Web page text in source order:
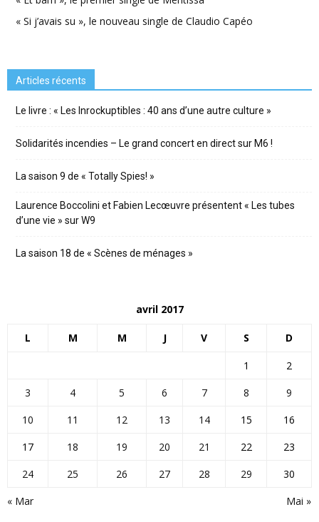
« Si j’avais su », le nouveau single de Claudio Capéo
Articles récents
Le livre : « Les Inrockuptibles : 40 ans d’une autre culture »
Solidarités incendies – Le grand concert en direct sur M6 !
La saison 9 de « Totally Spies! »
Laurence Boccolini et Fabien Lecœuvre présentent « Les tubes
d’une vie » sur W9
La saison 18 de « Scènes de ménages »
avril 2017
L M M J V S D
« Mar Mai »
1
2
3
4 5 6 7 8
9
10
11 12 13 14 15
16
17
18 19 20 21 22
23
24
25 26 27 28 29 30